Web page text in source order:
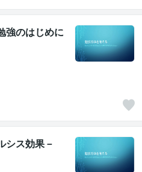
強のはじめに
シス効果－